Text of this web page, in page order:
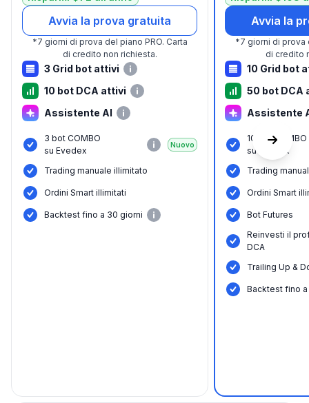
Avvia la prova gratuita
*7 giorni di prova del piano PRO. Carta
di credito non richiesta.
3 Grid bot attivi
10 bot DCA attivi
Assistente AI
3 bot COMBO
su Evedex
Nuovo
Trading manuale illimitato
Ordini Smart illimitati
Backtest fino a 30 giorni
Avvia la
*7 giorni di prova
di credito
10 Grid bot
50 bot DCA
Assistente
10 bot COMBO
su Evedex
Trading
Ordini Smart
Bot Futures
Reinvesti il
DCA
Trailing Up &
Backtest fino a